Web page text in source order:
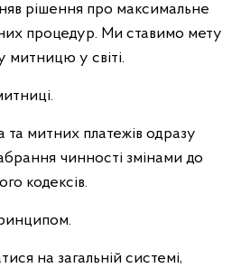
рішення про максимальне
процедур. Ми ставимо мету
у світі.
митних платежів одразу
чинності змінами до
кодексів.
на загальній системі,